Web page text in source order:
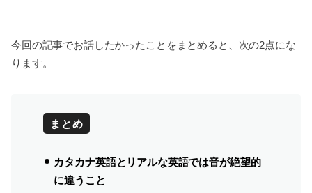
今回の記事でお話したかったことをまとめると、次の2点にな
ります。
まとめ
カタカナ英語とリアルな英語では音が絶望的
に違うこと